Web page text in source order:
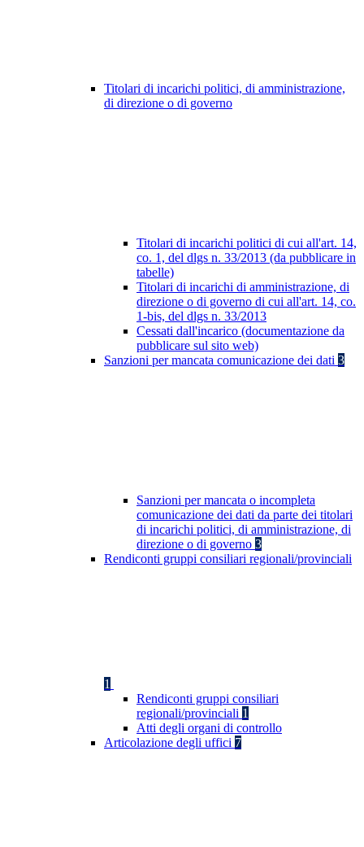
Titolari di incarichi politici, di amministrazione,
di direzione o di governo
Titolari di incarichi politici di cui all'art. 14,
co. 1, del dlgs n. 33/2013 (da pubblicare in
tabelle)
Titolari di incarichi di amministrazione, di
direzione o di governo di cui all'art. 14, co.
1-bis, del dlgs n. 33/2013
Cessati dall'incarico (documentazione da
pubblicare sul sito web)
Sanzioni per mancata comunicazione dei dati 3
Sanzioni per mancata o incompleta
comunicazione dei dati da parte dei titolari
di incarichi politici, di amministrazione, di
direzione o di governo 3
Rendiconti gruppi consiliari regionali/provinciali
1
Rendiconti gruppi consiliari
regionali/provinciali 1
Atti degli organi di controllo
Articolazione degli uffici 7